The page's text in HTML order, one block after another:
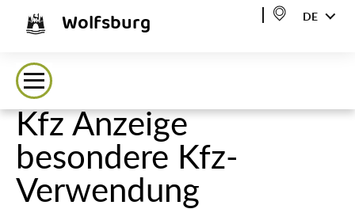
Wolfsburg DE
Kfz Anzeige
besondere Kfz-
Verwendung